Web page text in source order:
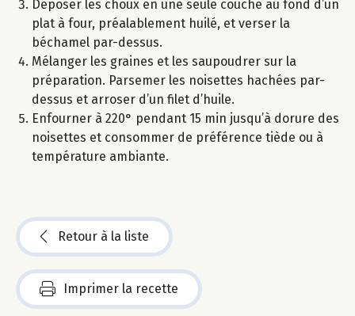
Déposer les choux en une seule couche au fond d’un
plat à four, préalablement huilé, et verser la
béchamel par-dessus.
Mélanger les graines et les saupoudrer sur la
préparation. Parsemer les noisettes hachées par-
dessus et arroser d’un filet d’huile.
Enfourner à 220° pendant 15 min jusqu’à dorure des
noisettes et consommer de préférence tiède ou à
température ambiante.
Retour à la liste
Imprimer la recette